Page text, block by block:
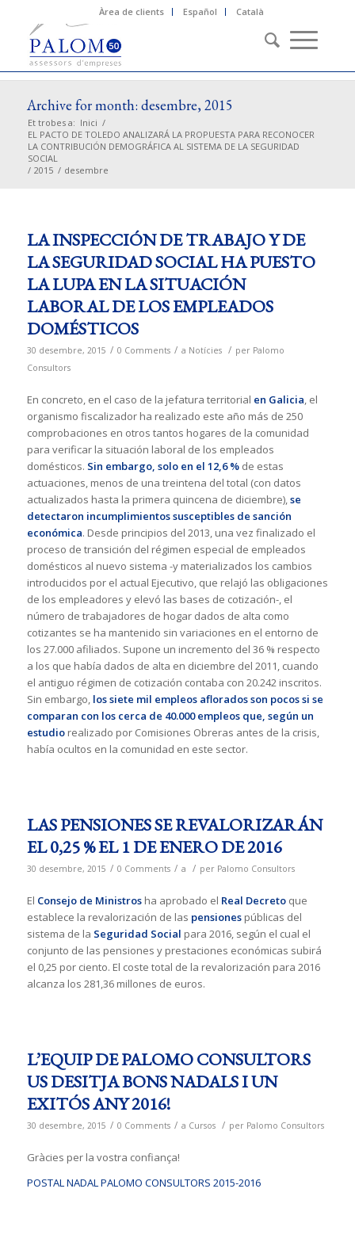
Àrea de clients Español Català
Archive for month: desembre, 2015
Et trobes a: Inici /
EL PACTO DE TOLEDO ANALIZARÁ LA PROPUESTA PARA RECONOCER
LA CONTRIBUCIÓN DEMOGRÁFICA AL SISTEMA DE LA SEGURIDAD
SOCIAL
/ 2015 / desembre
LA INSPECCIÓN DE TRABAJO Y DE
LA SEGURIDAD SOCIAL HA PUESTO
LA LUPA EN LA SITUACIÓN
LABORAL DE LOS EMPLEADOS
DOMÉSTICOS
30 desembre, 2015 / 0 Comments / a Notícies / per Palomo
Consultors
En concreto, en el caso de la jefatura territorial en Galicia, el
organismo fiscalizador ha realizado este año más de 250
comprobaciones en otros tantos hogares de la comunidad
para verificar la situación laboral de los empleados
domésticos. Sin embargo, solo en el 12,6 %de estas
actuaciones, menos de una treintena del total (con datos
actualizados hasta la primera quincena de diciembre),se
detectaron incumplimientos susceptibles de sanción
económica. Desde principios del 2013, una vez finalizado el
proceso de transición del régimen especial de empleados
domésticos al nuevo sistema -y materializados los cambios
introducidos por el actual Ejecutivo, que relajó las obligaciones
de los empleadores y elevó las bases de cotización-, el
número de trabajadores de hogar dados de alta como
cotizantes se ha mantenido sin variaciones en el entorno de
los 27.000 afiliados. Supone un incremento del 36 % respecto
a los que había dados de alta en diciembre del 2011, cuando
el antiguo régimen de cotización contaba con 20.242 inscritos.
Sin embargo, los siete mil empleos aflorados son pocos si se
comparan con los cerca de 40.000 empleos que, según un
estudiorealizado por Comisiones Obreras antes de la crisis,
había ocultos en la comunidad en este sector.
LAS PENSIONES SE REVALORIZARÁN
EL 0,25 % EL 1 DE ENERO DE 2016
30 desembre, 2015 / 0 Comments / a / per Palomo Consultors
El Consejo de Ministrosha aprobado el Real Decretoque
establece la revalorización de las pensionespúblicas del
sistema de la Seguridad Social para 2016, según el cual el
conjunto de las pensiones y prestaciones económicas subirá
el 0,25 por ciento. El coste total de la revalorización para 2016
alcanza los 281,36 millones de euros.
L’EQUIP DE PALOMO CONSULTORS
US DESITJA BONS NADALS I UN
EXITÓS ANY 2016!
30 desembre, 2015 / 0 Comments / a Cursos / per Palomo Consultors
Gràcies per la vostra confiança!
POSTAL NADAL PALOMO CONSULTORS 2015-2016